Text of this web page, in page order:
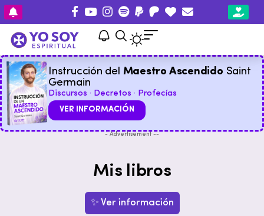
Instrucción del Maestro Ascendido Saint
Germain
Discursos · Decretos · Profecías
VER INFORMACIÓN
- Advertisement --
Mis libros
✨ Ver información